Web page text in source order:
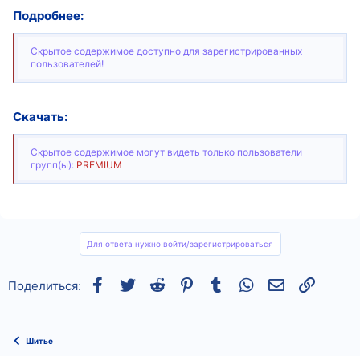
Подробнее:
Скрытое содержимое доступно для зарегистрированных
пользователей!
Скачать:
Скрытое содержимое могут видеть только пользователи
групп(ы): PREMIUM
Для ответа нужно войти/зарегистрироваться
Поделиться: Facebook
TwitterReddit Pinterest
Tumblr WhatsAppСсылка
Шитье